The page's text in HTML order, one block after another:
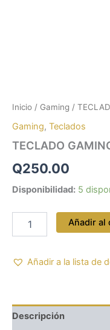
Inicio / Gaming /
Gaming, Teclados
TECLADO
Q250.00
Disponibilidad: 5
Añadir al
Añadir a la lista de
Descripción